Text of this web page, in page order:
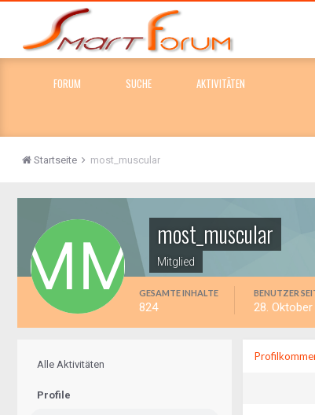
FORUM SUCHE AKTIVITÄTEN
Startseite most_muscular
most_muscular
Mitglied
GESAMTE INHALTE
824
BENUTZER
28. Oktober
Alle Aktivitäten
Profile